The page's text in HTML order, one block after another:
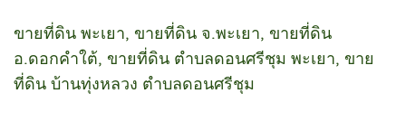
ขายที่ดิน พะเยา, ขายที่ดิน จ.พะเยา, ขายที่ดิน
อ.ดอกคำใต้, ขายที่ดิน ตำบลดอนศรีชุม พะเยา, ขาย
ที่ดิน บ้านทุ่งหลวง ตำบลดอนศรีชุม